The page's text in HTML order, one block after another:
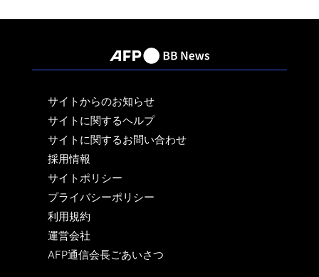
サイトからのお知らせ
サイトに関するヘルプ
サイトに関するお問い合わせ
採用情報
サイトポリシー
プライバシーポリシー
利用規約
運営会社
AFP通信会長ごあいさつ